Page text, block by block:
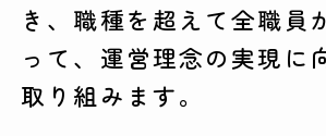
き、職種を超えて全職員
って、運営理念の実現に
取り組みます。